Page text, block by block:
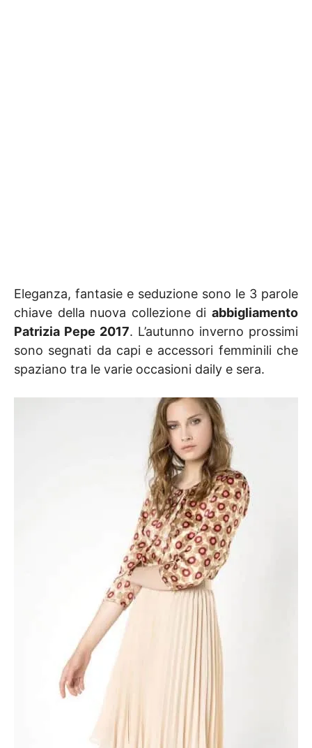
Eleganza, fantasie e seduzione sono le 3 parole
chiave della nuova collezione di abbigliamento
Patrizia Pepe 2017. L’autunno inverno prossimi
sono segnati da capi e accessori femminili che
spaziano tra le varie occasioni daily e sera.